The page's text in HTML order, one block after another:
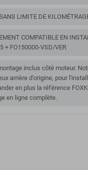
LIMITE DE
COMPATIBLE EN
+ FO150000-VSD/VER
inclus côté moteur.
arrière d'origine, pour
en plus la référence
en ligne complète.